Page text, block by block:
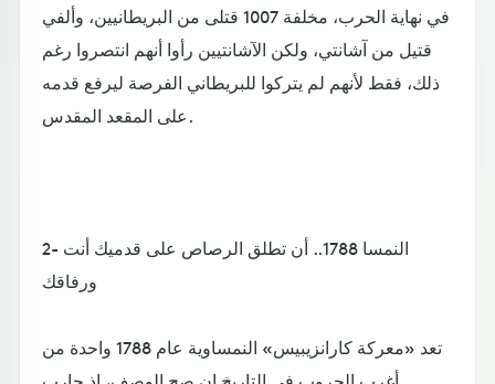
في نهاية الحرب، مخلفة 1007 قتلى من البريطانيين، وألفي
قتيل من آشانتي، ولكن الآشانتيين رأوا أنهم انتصروا رغم
ذلك، فقط لأنهم لم يتركوا للبريطاني الفرصة ليرفع قدمه
على المقعد المقدس.
2- النمسا 1788.. أن تطلق الرصاص على قدميك أنت
ورفاقك
تعد «معركة كارانزيبيس» النمساوية عام 1788 واحدة من